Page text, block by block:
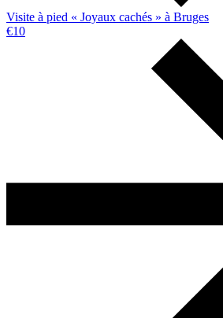
Visite à pied « Joyaux cachés » à Bruges
€10